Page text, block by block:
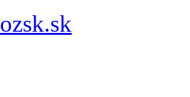
ozsk.sk